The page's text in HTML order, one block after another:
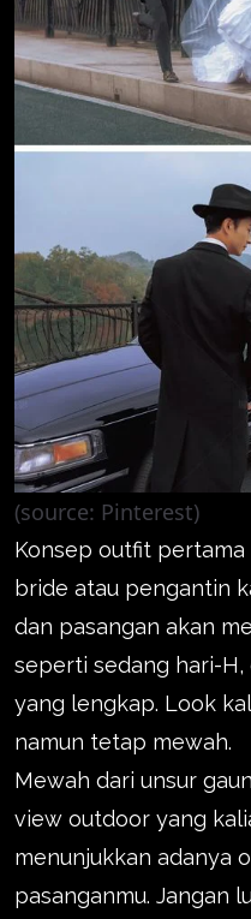
(source: Pinterest)
Konsep outfit
bride atau pengantin
dan pasangan akan
seperti sedang hari-
yang lengkap. Look
namun tetap mewah.
Mewah dari unsur
view outdoor yang
menunjukkan adanya
pasanganmu. Jangan